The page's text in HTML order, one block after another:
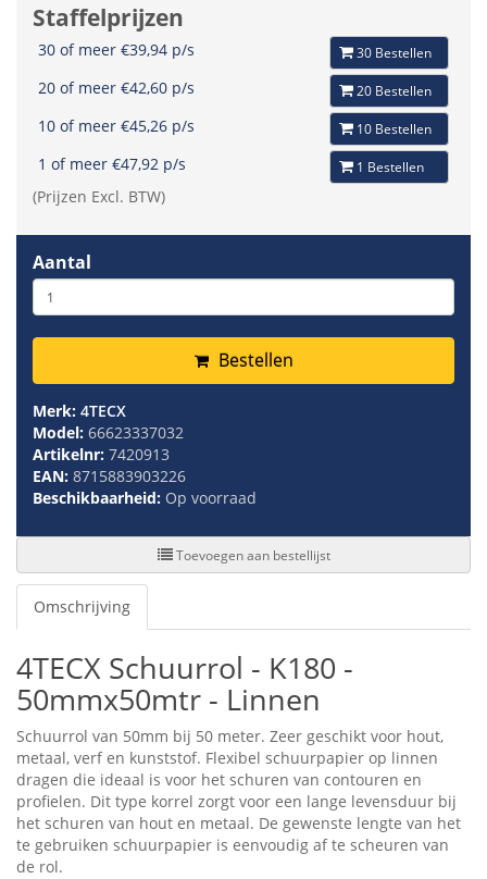
Staffelprijzen
30 of meer €39,94 p/s 30 Bestellen
20 of meer €42,60 p/s 20 Bestellen
10 of meer €45,26 p/s 10 Bestellen
1 of meer €47,92 p/s 1 Bestellen
(Prijzen Excl. BTW)
Aantal
Bestellen
Merk: 4TECX
Model: 66623337032
Artikelnr: 7420913
EAN: 8715883903226
Beschikbaarheid: Op voorraad
Toevoegen aan bestellijst
Omschrijving
4TECX Schuurrol - K180 -
50mmx50mtr - Linnen
Schuurrol van 50mm bij 50 meter. Zeer geschikt voor hout,
metaal, verf en kunststof. Flexibel schuurpapier op linnen
dragen die ideaal is voor het schuren van contouren en
profielen. Dit type korrel zorgt voor een lange levensduur bij
het schuren van hout en metaal. De gewenste lengte van het
te gebruiken schuurpapier is eenvoudig af te scheuren van
de rol.